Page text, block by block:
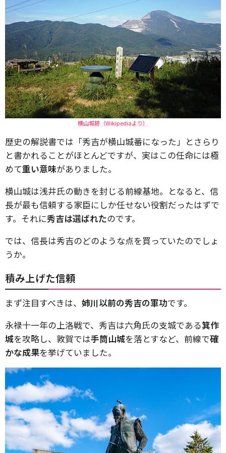
横山城跡（Wikipediaより）
歴史の解説書では「秀吉が横山城番になった」とさらり
と書かれることがほとんどですが、実はこの任命には極
めて重い意味がありました。
横山城は浅井氏の動きを封じる前線基地。となると、信
長が最も信頼する家臣にしか任せない役割だったはずで
す。それに秀吉は選ばれたのです。
では、信長は秀吉のどのような点を買っていたのでしょ
うか。
積み上げた信頼
まず注目すべきは、 姉川以前の秀吉の軍功です。
永禄十一年の上洛戦で、秀吉は六角氏の支城である箕作
城を攻略し、敦賀では手筒山城を落とすなど、前線で確
かな成果を挙げていました。